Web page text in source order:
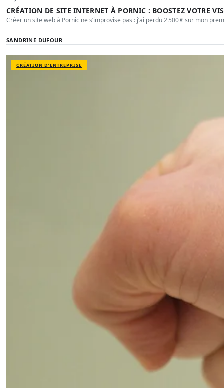
CRÉATION DE SITE INTERNET À PORNIC : BOOSTEZ VOTRE
Créer un site web à Pornic ne s’improvise pas : j’ai perdu 2 500 € sur mon
SANDRINE DUFOUR
CRÉATION D’ENTREPRISE